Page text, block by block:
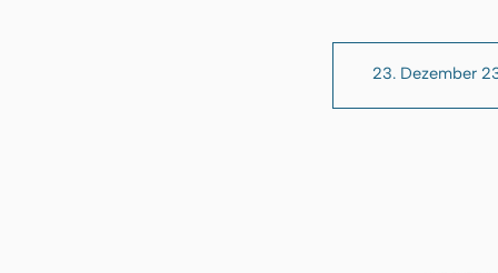
23. Dezember